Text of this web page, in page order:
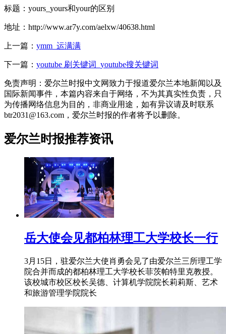
标题：yours_yours和your的区别
地址：http://www.ar7y.com/aelxw/40638.html
上一篇： ymm_运满满
下一篇： youtube 刷关键词_youtube搜关键词
免责声明：爱尔兰时报中文网致力于报道爱尔兰本地新闻以及
国际新闻事件，本篇内容来自于网络，不为其真实性负责，只
为传播网络信息为目的，非商业用途，如有异议请及时联系
btr2031@163.com，爱尔兰时报的作者将予以删除。
爱尔兰时报推荐资讯
岳大使会见都柏林理工大学校长一行
3月15日，驻爱尔兰大使肖勇会见了由爱尔兰三所理工学
院合并而成的都柏林理工大学校长菲茨帕特里克教授。
该校城市校区校长吴德、计算机学院院长莉莉斯、艺术
和旅游管理学院院长